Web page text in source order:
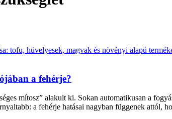
a fehérje?
mítosz” alakult ki. Sokan automatikusan a
a fehérje hatásai nagyban függenek attól,